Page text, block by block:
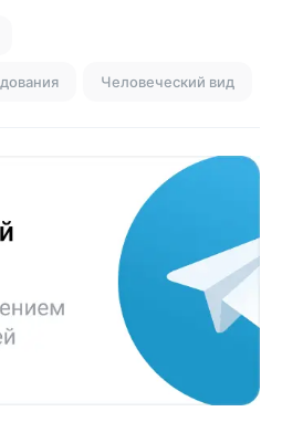
Человеческий вид